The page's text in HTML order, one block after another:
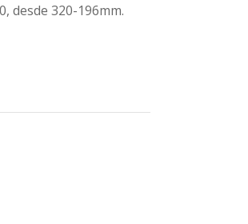
desde 320-196mm.